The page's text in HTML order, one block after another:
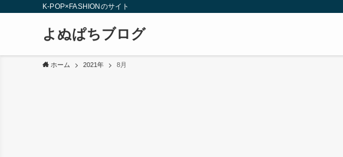
K-POP×FASHIONのサイト
よぬぱちブログ
ホーム 2021年 8月